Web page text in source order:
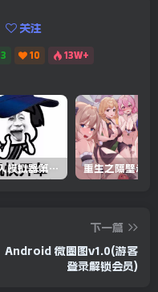
关注
3 10 13W+
螺丝式插入模拟器第5代/NejicomiSimulator.Vol.5.v1.0.2
下一篇
Android 微圈图v1.0(游客
登录解锁会员)